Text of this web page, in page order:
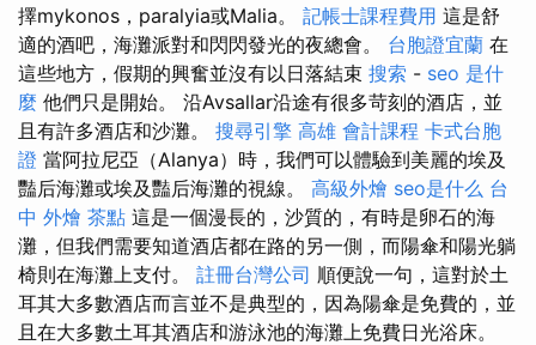
擇mykonos，paralyia或Malia。 記帳士課程費用 這是舒
適的酒吧，海灘派對和閃閃發光的夜總會。 台胞證宜蘭 在
這些地方，假期的興奮並沒有以日落結束 搜索 - seo 是什
麼 他們只是開始。 沿Avsallar沿途有很多苛刻的酒店，並
且有許多酒店和沙灘。 搜尋引擎 高雄 會計課程 卡式台胞
證 當阿拉尼亞（Alanya）時，我們可以體驗到美麗的埃及
豔后海灘或埃及豔后海灘的視線。 高級外燴 seo是什么 台
中 外燴 茶點 這是一個漫長的，沙質的，有時是卵石的海
灘，但我們需要知道酒店都在路的另一側，而陽傘和陽光躺
椅則在海灘上支付。 註冊台灣公司 順便說一句，這對於土
耳其大多數酒店而言並不是典型的，因為陽傘是免費的，並
且在大多數土耳其酒店和游泳池的海灘上免費日光浴床。